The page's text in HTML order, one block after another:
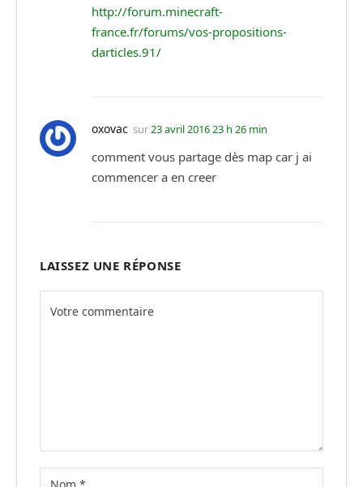
http://forum.minecraft-
france.fr/forums/vos-propositions-
darticles.91/
oxovac sur23 avril 2016 23 h 26 min
comment vous partage dès map car j ai
commencer a en creer
LAISSEZ UNE RÉPONSE